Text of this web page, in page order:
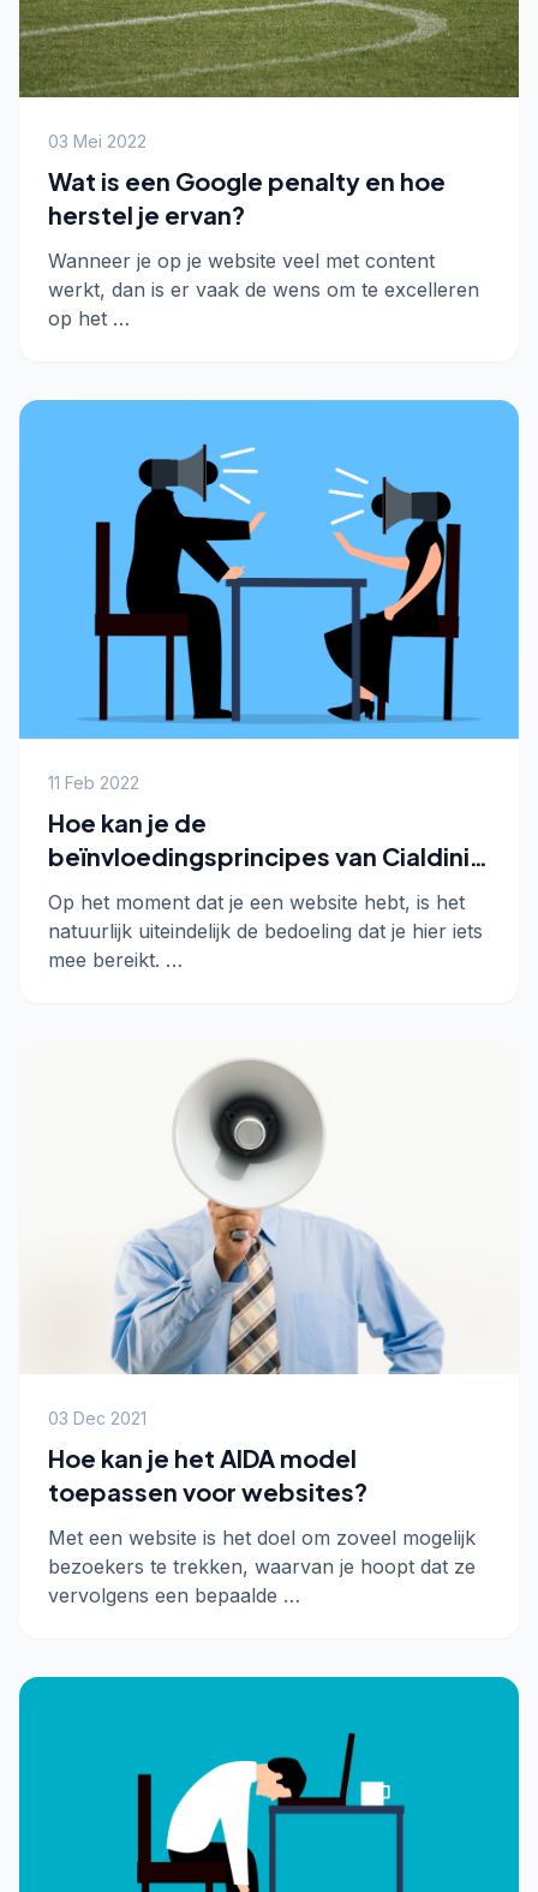
03 Mei 2022
Wat is een Google penalty en hoe
herstel je ervan?
Wanneer je op je website veel met content
werkt, dan is er vaak de wens om te excelleren
op het …
11 Feb 2022
Hoe kan je de
beïnvloedingsprincipes van Cialdini
toepassen op jouw website?
Op het moment dat je een website hebt, is het
natuurlijk uiteindelijk de bedoeling dat je hier iets
mee bereikt. …
03 Dec 2021
Hoe kan je het AIDA model
toepassen voor websites?
Met een website is het doel om zoveel mogelijk
bezoekers te trekken, waarvan je hoopt dat ze
vervolgens een bepaalde …